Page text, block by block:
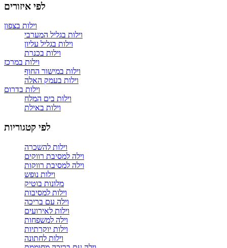
לפי איזורים
וילות בצפון
וילות בגליל המערבי
וילות בגליל עליון
וילות בכנרת
וילות במרכז
וילות במישור החוף
וילות בעמק האלה
וילות בדרום
וילות בים המלח
וילות באילת
לפי קטגוריות
וילות להשכרה
וילה למסיבת רווקים
וילה למסיבת רווקות
וילות נופש
מלונות בוטיק
וילות למסיבות
וילה עם בריכה
וילות לאירועים
וילה למשפחות
וילות יוקרתיות
וילות לחתונה